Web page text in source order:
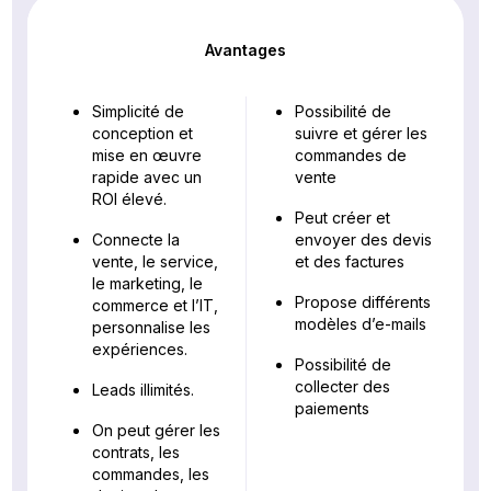
Avantages
Simplicité de
conception et
mise en œuvre
rapide avec un
ROI élevé.
Connecte la
vente, le service,
le marketing, le
commerce et l’IT,
personnalise les
expériences.
Leads illimités.
On peut gérer les
contrats, les
commandes, les
Possibilité de
suivre et gérer les
commandes de
vente
Peut créer et
envoyer des devis
et des factures
Propose différents
modèles d’e-mails
Possibilité de
collecter des
paiements